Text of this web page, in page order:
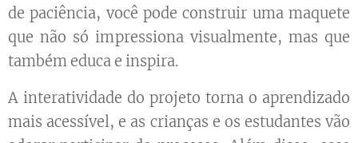
de paciência, você pode construir uma maquete
que não só impressiona visualmente, mas que
também educa e inspira.
A interatividade do projeto torna o aprendizado
mais acessível, e as crianças e os estudantes vão